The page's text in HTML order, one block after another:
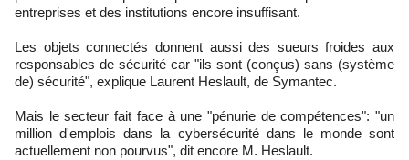
entreprises et des institutions encore insuffisant.
Les objets connectés donnent aussi des sueurs froides aux
responsables de sécurité car "ils sont (conçus) sans (système
de) sécurité", explique Laurent Heslault, de Symantec.
Mais le secteur fait face à une "pénurie de compétences": "un
million d'emplois dans la cybersécurité dans le monde sont
actuellement non pourvus", dit encore M. Heslault.